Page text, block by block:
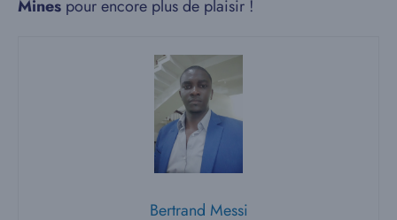
Mines pour encore plus de plaisir !
Bertrand Messi